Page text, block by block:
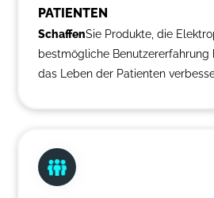
PATIENTEN
‍SchaffenSie Produkte, die
bestmögliche Benutzererfahrung
das Leben der Patienten